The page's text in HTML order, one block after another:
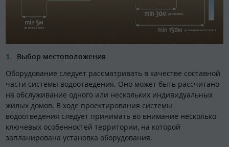
Выбор местоположения
Оборудование следует рассматривать в качестве составной
части системы водоотведения. Оно может быть рассчитано
на обслуживание одного или нескольких индивидуальных
жилых домов. В ходе проектирования системы
водоотведения следует принимать во внимание несколько
ключевых особенностей территории, на которой
запланирована установка оборудования.